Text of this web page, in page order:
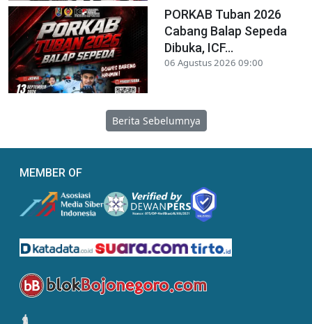
PORKAB Tuban 2026
Cabang Balap Sepeda
Dibuka, ICF...
06 Agustus 2026 09:00
Berita Sebelumnya
MEMBER OF